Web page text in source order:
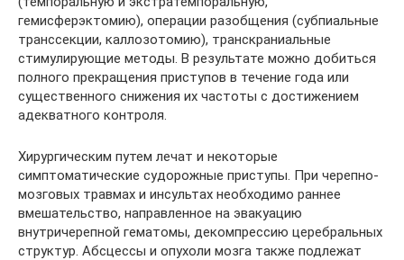
гемисферэктомию), операции разобщения (субпиальные
транссекции, каллозотомию), транскраниальные
стимулирующие методы. В результате можно добиться
полного прекращения приступов в течение года или
существенного снижения их частоты с достижением
адекватного контроля.
Хирургическим путем лечат и некоторые
симптоматические судорожные приступы. При черепно-
мозговых травмах и инсультах необходимо раннее
вмешательство, направленное на эвакуацию
внутричерепной гематомы, декомпрессию церебральных
структур. Абсцессы и опухоли мозга также подлежат